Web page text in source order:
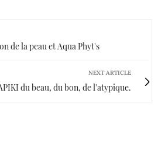
de la peau et Aqua Phyt's
NEXT ARTICLE
du beau, du bon, de l'atypique.